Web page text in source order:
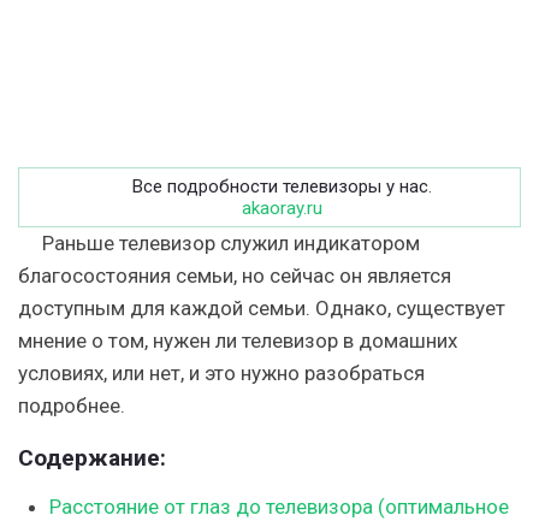
Все подробности телевизоры у нас.
akaoray.ru
Раньше телевизор служил индикатором
благосостояния семьи, но сейчас он является
доступным для каждой семьи. Однако, существует
мнение о том, нужен ли телевизор в домашних
условиях, или нет, и это нужно разобраться
подробнее.
Содержание:
Расстояние от глаз до телевизора (оптимальное